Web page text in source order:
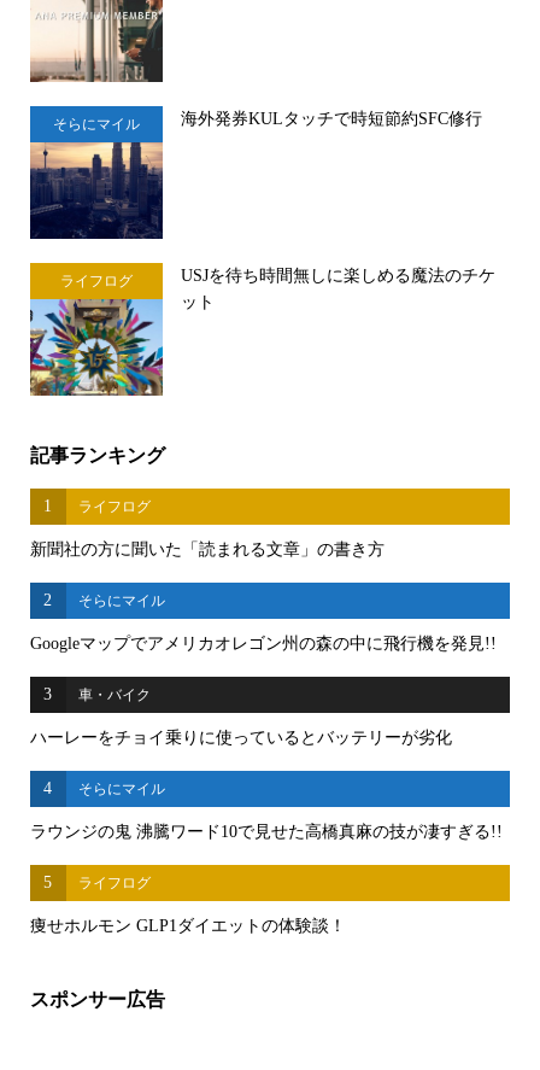
そらにマイル 海外発券KULタッチで時短節約SFC修行
ライフログ
USJを待ち時間無しに楽しめる魔法のチケ
ット
記事ランキング
1 ライフログ
新聞社の方に聞いた「読まれる文章」の書き方
2 そらにマイル
Googleマップでアメリカオレゴン州の森の中に飛行機を発見!!
3 車・バイク
ハーレーをチョイ乗りに使っているとバッテリーが劣化
4 そらにマイル
ラウンジの鬼 沸騰ワード10で見せた高橋真麻の技が凄すぎる!!
5 ライフログ
痩せホルモン GLP1ダイエットの体験談！
スポンサー広告